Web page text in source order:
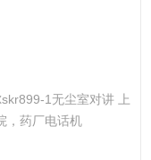
1无尘室对讲 上
，药厂电话机